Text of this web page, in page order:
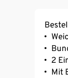
2
Mit